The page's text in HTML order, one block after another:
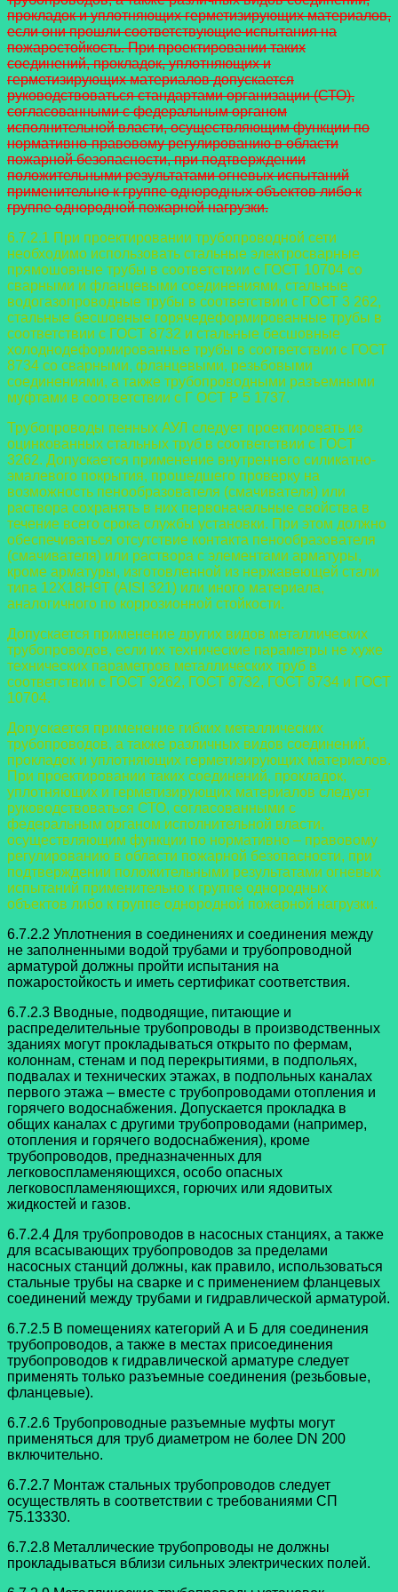
прокладок и уплотняющих герметизирующихматериалов,
если они прошли соответствующие испытания на
пожаростойкость. Припроектировании таких
соединений, прокладок, уплотняющих и
герметизирующихматериалов допускается
руководствоваться стандартами организации (СТО),
согласованными с федеральным органом
исполнительной власти, осуществляющимфункции по
нормативно-правовому регулированию в области
пожарнойбезопасности, при подтверждении
положительными результатами огневых испытаний
применительно к группе однородных объектов либо к
группе однородной пожарной нагрузки.
6.7.2.1 При проектировании трубопроводной сети
необходимо использовать стальные электросварные
прямошовные трубы в соответствии с ГОСТ 10704 со
сварными и фланцевыми соединениями, стальные
водогазопроводные трубы в соответствии с ГОСТ 3 262,
стальные бесшовные горячедеформированные трубы в
соответствии с ГОСТ 8732 и стальные бесшовные
холоднодеформированные трубы в соответствии с ГОСТ
8734 со сварными, фланцевыми, резьбовыми
соединениями, а также трубопроводными разъемными
муфтами в соответствии с Г ОСТ Р 5 1737.
Трубопроводы пенных АУЛ следует проектировать из
оцинкованных стальных труб в соответствии с ГОСТ
3262. Допускается применение внутреннего силикатно-
эмалевого покрытия, прошедшего проверку на
возможность пенообразователя (смачивателя) или
раствора сохранять в них первоначальные свойства в
течение всего срока службы установки. При этом должно
обеспечиваться отсутствие контакта пенообразователя
(смачивателя) или раствора с элементами арматуры,
кроме арматуры, изготовленной из нержавеющей стали
типа 12X18Н9Т (AISI 321) или иного материала,
аналогичного по коррозионной стойкости.
Допускается применение других видов металлических
трубопроводов, если их технические параметры не хуже
технических параметров металлических труб в
соответствии с ГОСТ 3262, ГОСТ 8732, ГОСТ 8734 и ГОСТ
10704.
Допускается применение гибких металлических
трубопроводов, а также различных видов соединений,
прокладок и уплотняющих герметизирующих материалов.
При проектировании таких соединений, прокладок,
уплотняющих и герметизирующих материалов следует
руководствоваться СТО, согласованными с
федеральным органом исполнительной власти,
осуществляющим функции по нормативно – правовому
регулированию в области пожарной безопасности, при
подтверждении положительными результатами огневых
испытаний применительно к группе однородных
объектов либо к группе однородной пожарной нагрузки.
6.7.2.2 Уплотнения в соединениях и соединения между
не заполненными водой трубами и трубопроводной
арматурой должны пройти испытания на
пожаростойкость и иметь сертификат соответствия.
6.7.2.3 Вводные, подводящие, питающие и
распределительные трубопроводы в производственных
зданиях могут прокладываться открыто по фермам,
колоннам, стенам и под перекрытиями, в подпольях,
подвалах и технических этажах, в подпольных каналах
первого этажа – вместе с трубопроводами отопления и
горячего водоснабжения. Допускается прокладка в
общих каналах с другими трубопроводами (например,
отопления и горячего водоснабжения), кроме
трубопроводов, предназначенных для
легковоспламеняющихся, особо опасных
легковоспламеняющихся, горючих или ядовитых
жидкостей и газов.
6.7.2.4 Для трубопроводов в насосных станциях, а также
для всасывающих трубопроводов за пределами
насосных станций должны, как правило, использоваться
стальные трубы на сварке и с применением фланцевых
соединений между трубами и гидравлической арматурой.
6.7.2.5 В помещениях категорий А и Б для соединения
трубопроводов, а также в местах присоединения
трубопроводов к гидравлической арматуре следует
применять только разъемные соединения (резьбовые,
фланцевые).
6.7.2.6 Трубопроводные разъемные муфты могут
применяться для труб диаметром не более DN 200
включительно.
6.7.2.7 Монтаж стальных трубопроводов следует
осуществлять в соответствии с требованиями СП
75.13330.
6.7.2.8 Металлические трубопроводы не должны
прокладываться вблизи сильных электрических полей.